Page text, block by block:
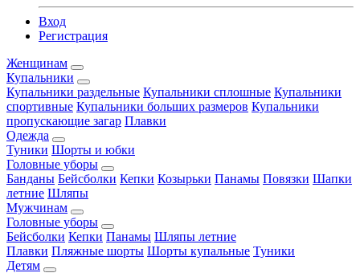
Вход
Регистрация
Женщинам
Купальники
Купальники раздельные Купальники сплошные Купальники
спортивные Купальники больших размеров Купальники
пропускающие загар Плавки
Одежда
Туники Шорты и юбки
Головные уборы
Банданы Бейсболки Кепки Козырьки Панамы Повязки Шапки
летние Шляпы
Мужчинам
Головные уборы
Бейсболки Кепки Панамы Шляпы летние
Плавки Пляжные шорты Шорты купальные Туники
Детям